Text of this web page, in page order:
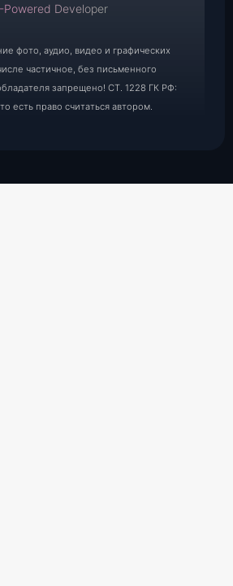
Powered Developer
фото, аудио, видео и графических
частичное, без письменного
запрещено! СТ. 1228 ГК РФ:
есть право считаться автором.